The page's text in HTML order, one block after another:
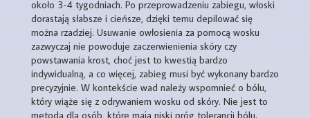
około 3-4 tygodniach. Po przeprowadzeniu zabiegu, włoski
dorastają słabsze i cieńsze, dzięki temu depilować się
można rzadziej. Usuwanie owłosienia za pomocą wosku
zazwyczaj nie powoduje zaczerwienienia skóry czy
powstawania krost, choć jest to kwestią bardzo
indywidualną, a co więcej, zabieg musi być wykonany bardzo
precyzyjnie. W kontekście wad należy wspomnieć o bólu,
który wiąże się z odrywaniem wosku od skóry. Nie jest to
metoda dla osób, które mają niski próg tolerancji bólu.